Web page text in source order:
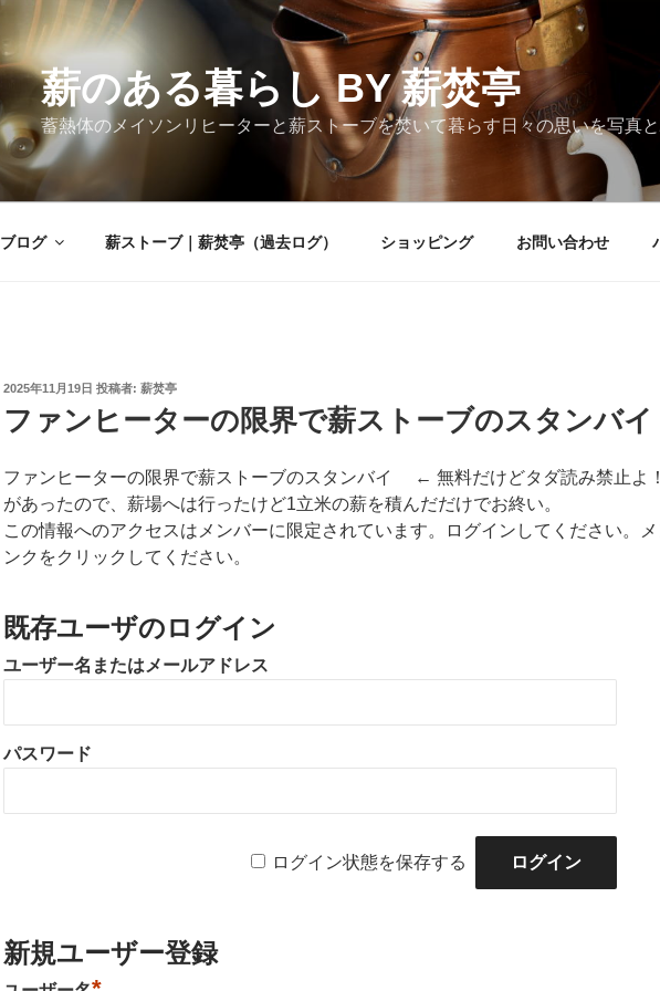
薪のある暮らし BY 薪焚亭
蓄熱体のメイソンリヒーターと薪ストーブを焚いて暮らす日々の思いを写真
ブログ 薪ストーブ｜薪焚亭（過去ログ） ショッピング お問い合わせ
投
日:
2025年11月19日 投稿者: 薪焚亭
ファンヒーターの限界で薪ストーブのスタンバイ
ファンヒーターの限界で薪ストーブのスタンバイ ← 無料だけどタダ読み禁止よ
があったので、薪場へは行ったけど1立米の薪を積んだだけでお終い。
この情報へのアクセスはメンバーに限定されています。ログインしてください。
ンクをクリックしてください。
既存ユーザのログイン
ユーザー名またはメールアドレス
パスワード
ログイン状態を保存する
新規ユーザー登録